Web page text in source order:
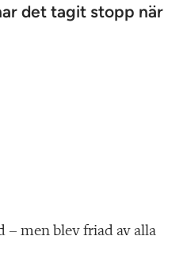
det tagit stopp när
– men blev friad av alla